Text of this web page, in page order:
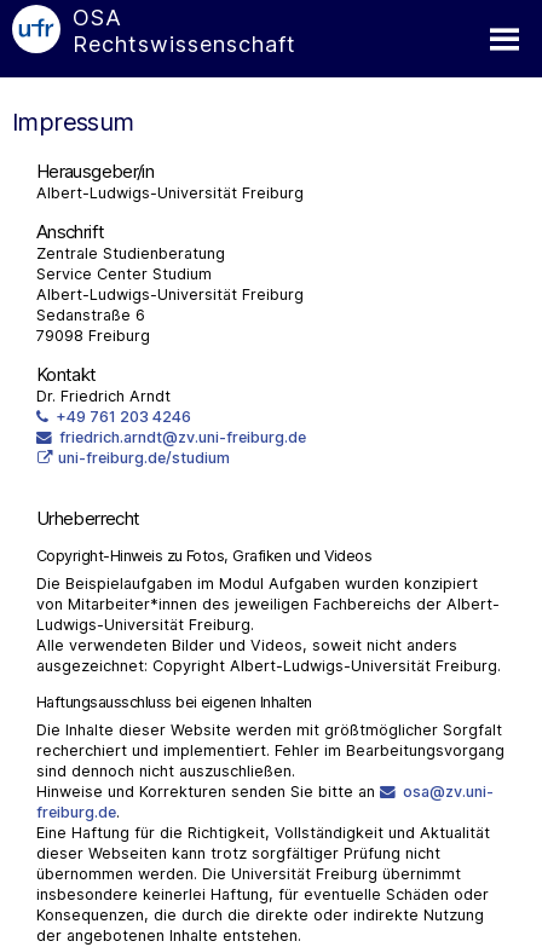
OSA
Rechtswissenschaft
Impressum
Herausgeber/in
Albert-Ludwigs-Universität Freiburg
Anschrift
Zentrale Studienberatung
Service Center Studium
Albert-Ludwigs-Universität Freiburg
Sedanstraße 6
79098 Freiburg
Kontakt
Dr. Friedrich Arndt
+49 761 203 4246
friedrich.arndt@zv.uni-freiburg.de
uni-freiburg.de/studium
Urheberrecht
Copyright-Hinweis zu Fotos, Grafiken und Videos
Die Beispielaufgaben im Modul Aufgaben wurden konzipiert
von Mitarbeiter*innen des jeweiligen Fachbereichs der Albert-
Ludwigs-Universität Freiburg.
Alle verwendeten Bilder und Videos, soweit nicht anders
ausgezeichnet: Copyright Albert-Ludwigs-Universität Freiburg.
Haftungsausschluss bei eigenen Inhalten
Die Inhalte dieser Website werden mit größtmöglicher Sorgfalt
recherchiert und implementiert. Fehler im Bearbeitungsvorgang
sind dennoch nicht auszuschließen.
Hinweise und Korrekturen senden Sie bitte an
osa@zv.uni-
freiburg.de.
Eine Haftung für die Richtigkeit, Vollständigkeit und Aktualität
dieser Webseiten kann trotz sorgfältiger Prüfung nicht
übernommen werden. Die Universität Freiburg übernimmt
insbesondere keinerlei Haftung, für eventuelle Schäden oder
Konsequenzen, die durch die direkte oder indirekte Nutzung
der angebotenen Inhalte entstehen.